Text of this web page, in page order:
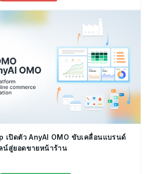
เปิดตัว AnyAI OMO ขับเคลื่อนแบรนด์
น์สู่ยอดขายหน้าร้าน